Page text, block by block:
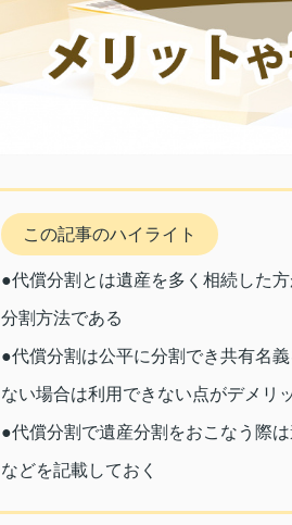
この記事のハイライト
●代償分割とは遺産を多く相続した
分割方法である
●代償分割は公平に分割でき共有名
ない場合は利用できない点がデメリ
●代償分割で遺産分割をおこなう際
などを記載しておく